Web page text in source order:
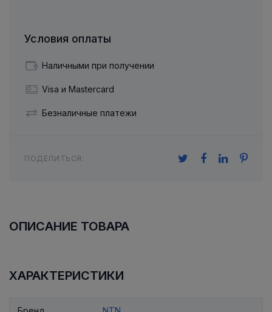
Условия оплаты
Наличными при получении
Visa и Mastercard
Безналичные платежи
ПОДЕЛИТЬСЯ:
ОПИСАНИЕ ТОВАРА
ХАРАКТЕРИСТИКИ